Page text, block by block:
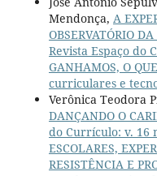
Mendonça, A
OBSERVATÓRIO
Revista Espaço do
GANHAMOS, O
curriculares e
Verônica Teodora
DANÇANDO O
do Currículo: v. 16
ESCOLARES,
RESISTÊNCIA E